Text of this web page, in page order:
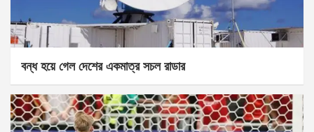
বন্ধ হয়ে গেল দেশের একমাত্র সচল রাডার